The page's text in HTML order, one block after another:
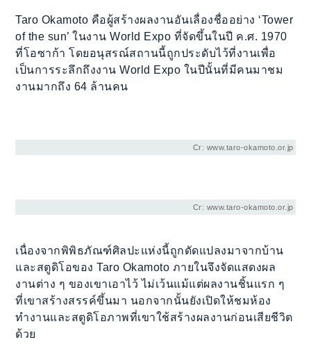
Taro Okamoto คือผู้สร้างผลงานอันเลื่องชื่ออย่าง ‘Tower
of the sun’ ในงาน World Expo ที่จัดขึ้นในปี ค.ศ. 1970
ที่โอซาก้า โดยอนุสรณ์สถานนี้ถูกประดับไว้ที่งานเพื่อ
เป็นการระลึกถึงงาน World Expo ในปีนั้นที่มีคนมาชม
งานมากถึง 64 ล้านคน
Cr: www.taro-okamoto.or.jp
Cr: www.taro-okamoto.or.jp
เนื่องจากพิพิธภัณฑ์ศิลปะแห่งนี้ถูกดัดแปลงมาจากบ้าน
และสตูดิโอของ Taro Okamoto ภายในจึงจัดแสดงผล
งานต่าง ๆ ของเขาเอาไว้ ไม่เว้นแม้แต่ผลงานชิ้นแรก ๆ
ที่เขาสร้างสรรค์ขึ้นมา นอกจากนั้นยังเปิดให้ชมห้อง
ทำงานและสตูดิโอภาพที่เขาใช้สร้างผลงานก่อนเสียชีวิต
ด้วย